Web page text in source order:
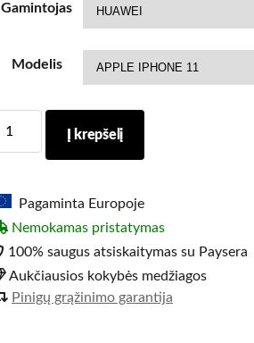
Gamintojas
Modelis
Į krepšelį
Pagaminta Europoje
Nemokamas pristatymas
100% saugus atsiskaitymas su Paysera
Aukčiausios kokybės medžiagos
Pinigų grąžinimo garantija